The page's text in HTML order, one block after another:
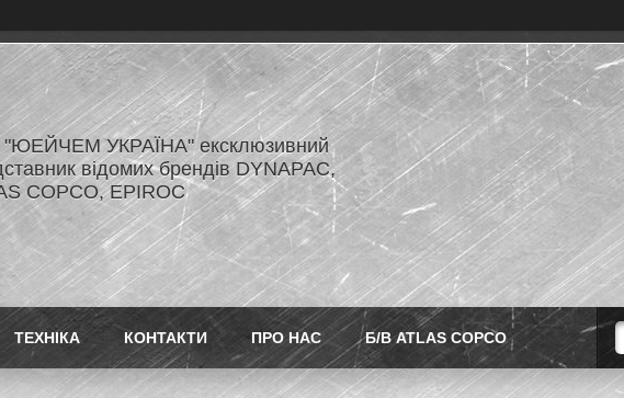
УКРАЇНА" ексклюзивний
відомих брендів DYNAPAC,
COPCO, EPIROC
ТЕХНІКА КОНТАКТИ ПРО НАС Б/В ATLAS COPCO